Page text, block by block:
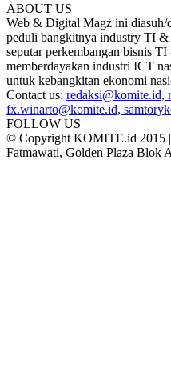
ABOUT US
Web & Digital Magz ini diasuh/
peduli bangkitnya industry TI
seputar perkembangan bisnis
memberdayakan industri ICT
untuk kebangkitan ekonomi
Contact us: redaksi@komite.id,
fx.winarto@komite.id,
FOLLOW US
© Copyright KOMITE.id 2015 |
Fatmawati, Golden Plaza Blok